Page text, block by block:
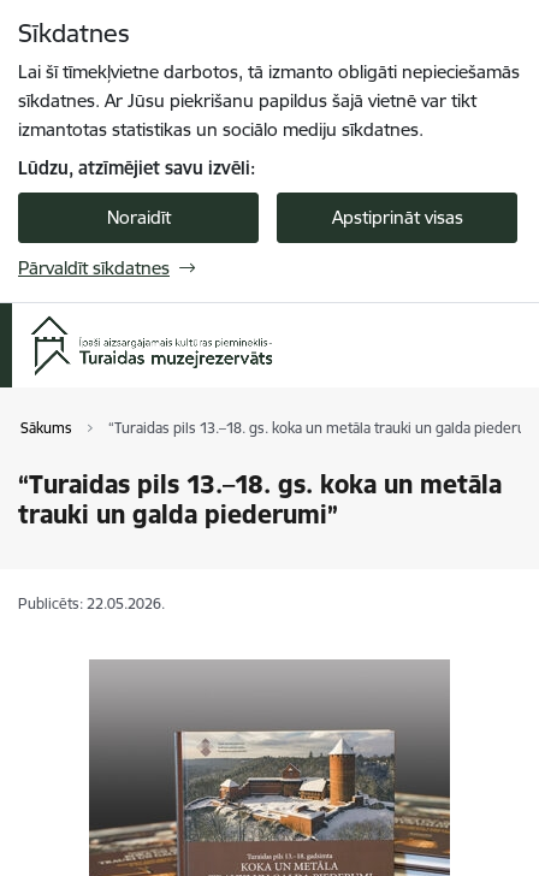
Sīkdatnes
Lai šī tīmekļvietne darbotos, tā izmanto obligāti nepieciešamās
sīkdatnes. Ar Jūsu piekrišanu papildus šajā vietnē var tikt
izmantotas statistikas un sociālo mediju sīkdatnes.
Lūdzu, atzīmējiet savu izvēli:
Noraidīt Apstiprināt visas
Pārvaldīt sīkdatnes
Sākums “Turaidas pils 13.–18. gs. koka un metāla trauki un galda
“Turaidas pils 13.–18. gs. koka un metāla
trauki un galda piederumi”
Publicēts: 22.05.2026.